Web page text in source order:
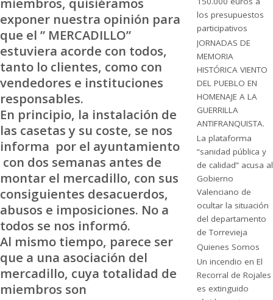
exponer nuestra opinión para
que el ” MERCADILLO”
estuviera acorde con todos,
tanto lo clientes, como con
vendedores e instituciones
responsables.
En principio, la instalación de
las casetas y su coste, se nos
informa por el ayuntamiento
con dos semanas antes de
montar el mercadillo, con sus
consiguientes desacuerdos,
abusos e imposiciones. No a
todos se nos informó.
Al mismo tiempo, parece ser
que a una asociación del
mercadillo, cuya totalidad de
miembros son
los presupuestos
participativos
JORNADAS DE
MEMORIA
HISTÓRICA VIENTO
DEL PUEBLO EN
HOMENAJE A LA
GUERRILLA
ANTIFRANQUISTA.
La plataforma
“sanidad pública y
de calidad” acusa al
Gobierno
Valenciano de
ocultar la situación
del departamento
de Torrevieja
Quienes Somos
Un incendio en El
Recorral de Rojales
es extinguido